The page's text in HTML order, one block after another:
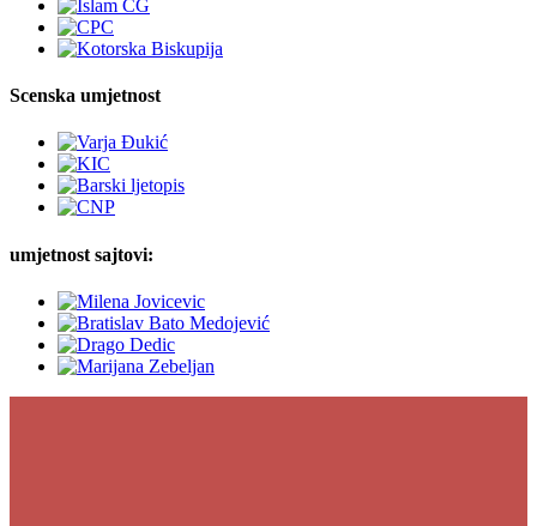
Scenska umjetnost
umjetnost sajtovi: